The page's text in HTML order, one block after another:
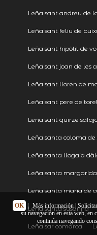
Leña sant andreu de
Leña sant feliu de
Leña sant hipòlit de
Leña sant joan de les
Leña sant lloren de
Leña sant pere de
Leña sant quirze
Leña santa coloma
Leña santa llogaia
Leña santa margarida
Leña santa maria de
Leña santa susanna
Leña sar comarca
OK | Más información|
su navegación en esta web,
continúa navegando